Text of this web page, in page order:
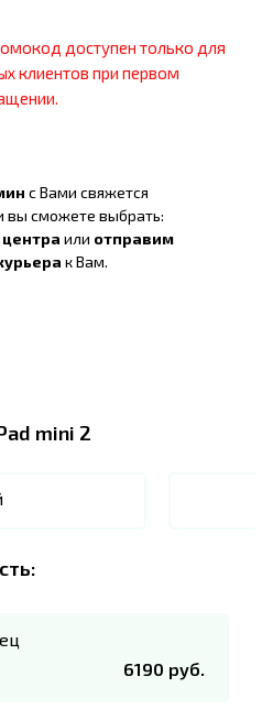
доступен только для
клиентов при первом
с Вами свяжется
вы сможете выбрать:
или отправим
к Вам.
mini 2
6190 руб.